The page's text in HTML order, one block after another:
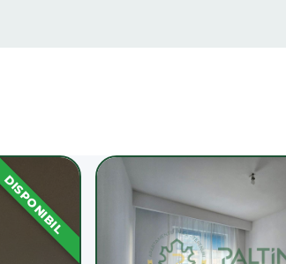
DISPONIBIL